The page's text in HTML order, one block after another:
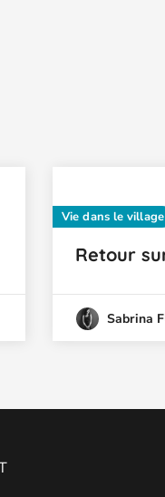
Vie dans le village
Retour
Sabrina